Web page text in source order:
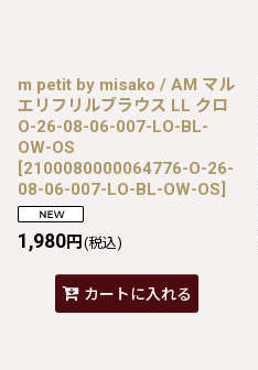
m petit by misako / AM マル
エリフリルブラウス LL クロ
O-26-08-06-007-LO-BL-
OW-OS
[2100080000064776-O-26-
08-06-007-LO-BL-OW-OS]
1,980円 (税込)
カートに入れる